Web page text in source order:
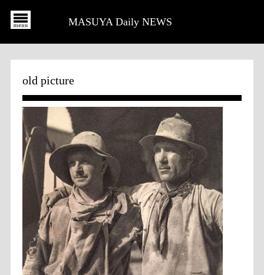
MASUYA Daily NEWS
old picture